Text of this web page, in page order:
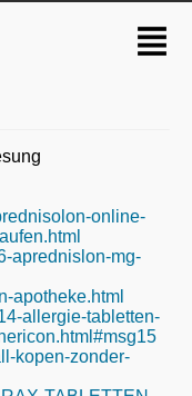
online-
aprednislon-mg-
apotheke.html
allergie-tabletten-
kopen-zonder-